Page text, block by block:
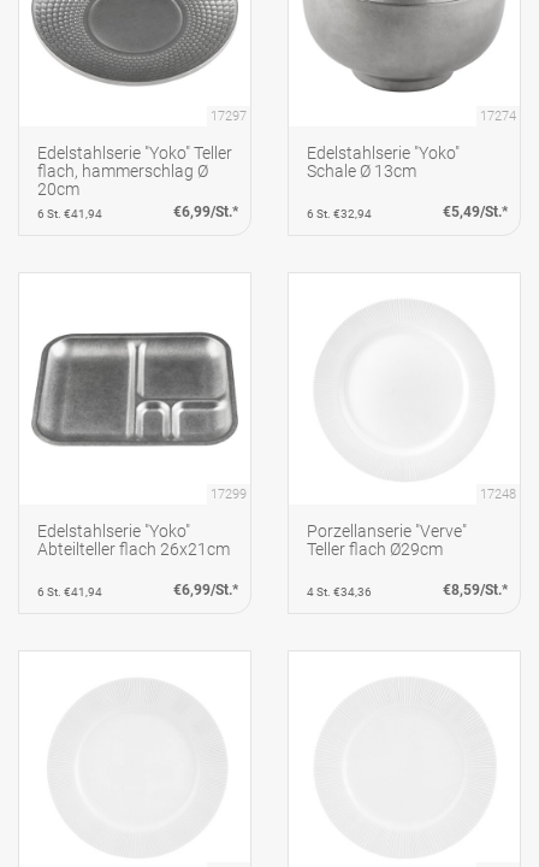
17297
Edelstahlserie "Yoko" Teller
flach, hammerschlag Ø
20cm
6 St. €41,94 €6,99/St.*
17274
Edelstahlserie "Yoko"
Schale Ø 13cm
6 St. €32,94 €5,49/St.*
17299
Edelstahlserie "Yoko"
Abteilteller flach 26x21cm
6 St. €41,94 €6,99/St.*
17248
Porzellanserie "Verve"
Teller flach Ø29cm
4 St. €34,36 €8,59/St.*